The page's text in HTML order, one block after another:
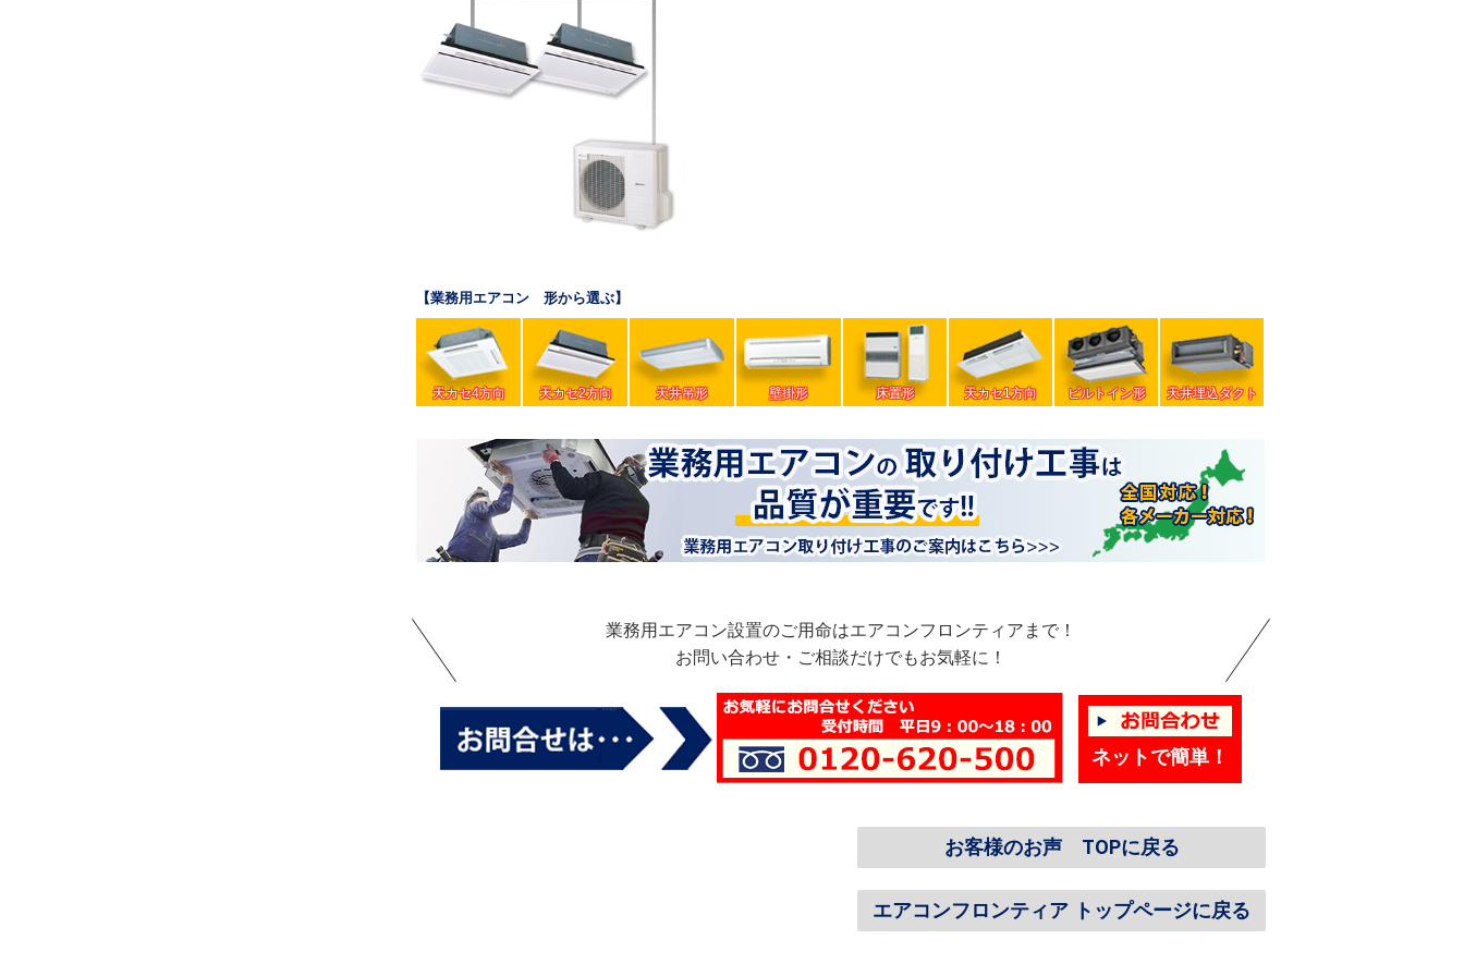
【業務用エアコン 形から選ぶ】
天カセ4方向 天カセ2方向 天井吊形 壁掛形 床置形 天カセ1方向 ビルトイン形 天井埋込ダクト
業務用エアコン設置のご用命はエアコンフロンティアまで！
お問い合わせ・ご相談だけでもお気軽に！
ネットで簡単！
お客様のお声 TOPに戻る
エアコンフロンティア トップページに戻る